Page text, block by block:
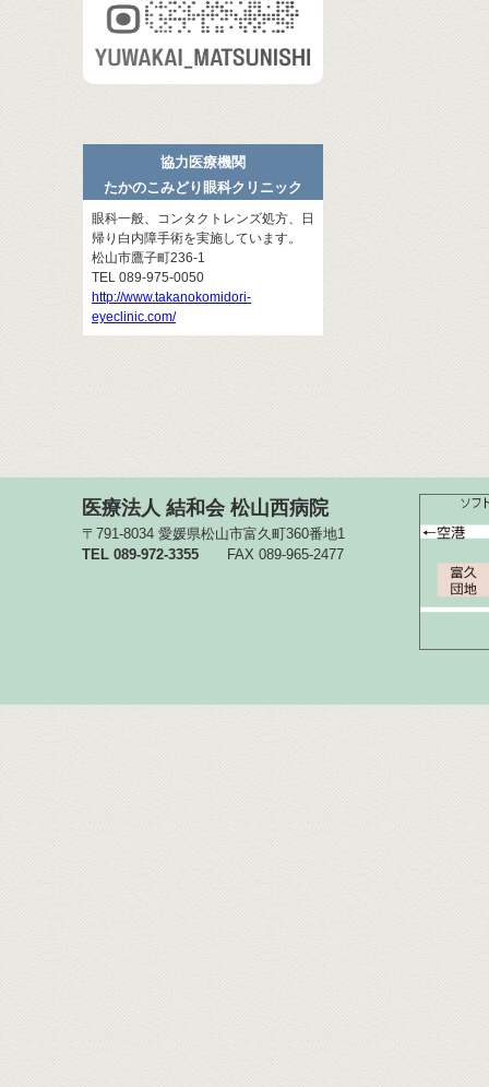
協力医療機関
たかのこみどり眼科クリニック
眼科一般、コンタクトレンズ処方、日
帰り白内障手術を実施しています。
松山市鷹子町236-1
TEL 089-975-0050
http://www.takanokomidori-
eyeclinic.com/
医療法人 結和会 松山西病院
〒791-8034 愛媛県松山市富久町360番地1
TEL 089-972-3355 FAX 089-965-2477